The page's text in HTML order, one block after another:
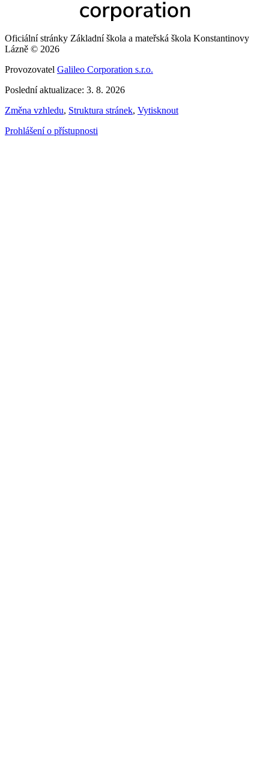
Oficiální stránky Základní škola a mateřská škola Konstantinovy
Lázně © 2026
Provozovatel Galileo Corporation s.r.o.
Poslední aktualizace: 3. 8. 2026
Změna vzhledu, Struktura stránek, Vytisknout
Prohlášení o přístupnosti